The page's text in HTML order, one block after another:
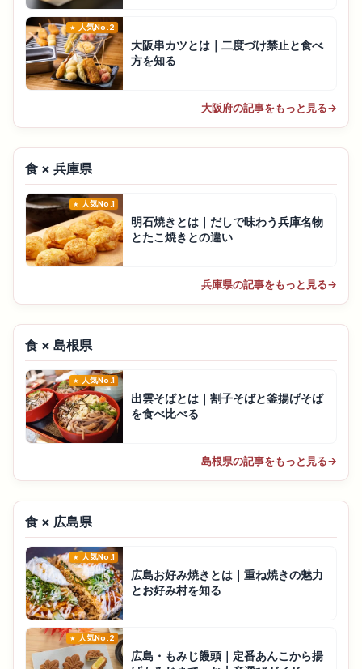
人気No.2
大阪串カツとは｜二度づけ禁止と食べ
方を知る
大阪府の記事をもっと見る→
食 × 兵庫県
人気No.1
明石焼きとは｜だしで味わう兵庫名物
とたこ焼きとの違い
兵庫県の記事をもっと見る→
食 × 島根県
人気No.1
出雲そばとは｜割子そばと釜揚げそば
を食べ比べる
島根県の記事をもっと見る→
食 × 広島県
人気No.1
広島お好み焼きとは｜重ね焼きの魅力
とお好み村を知る
人気No.2
広島・もみじ饅頭｜定番あんこから揚